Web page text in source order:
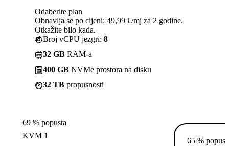
Odaberite plan
Obnavlja se po cijeni: 49,99 €/mj za 2 godine.
Otkažite bilo kada.
Broj vCPU jezgri: 8
32 GB RAM-a
400 GB NVMe prostora na disku
32 TB propusnosti
69 % popusta
KVM 1
65 %